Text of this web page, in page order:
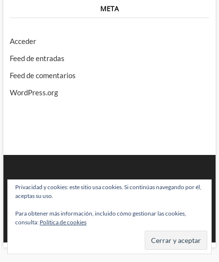
META
Acceder
Feed de entradas
Feed de comentarios
WordPress.org
BRAINSTOMPING| Diseñado por:Theme Freesia|WordPress| © Todos
los derechos reservados
Privacidad y cookies: este sitio usa cookies. Si continúas navegando por él,
aceptas su uso.
Para obtener más información, incluido cómo gestionar las cookies,
consulta: Política de cookies